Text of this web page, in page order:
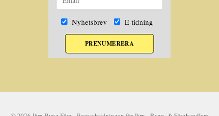
Nyhetsbrev E-tidning
PRENUMERERA